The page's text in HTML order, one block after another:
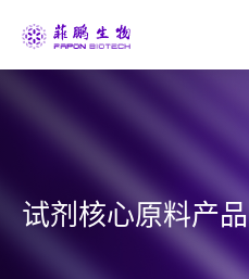
试剂核心原料产品